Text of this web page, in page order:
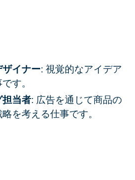
イナー: 視覚的なアイデア
す。
担当者: 広告を通じて商品の
を考える仕事です。